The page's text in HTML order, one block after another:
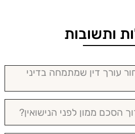
ותשובות
עורך דין שמתמחה בדיני
הסכם ממון לפני הנישואין?